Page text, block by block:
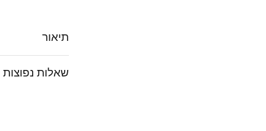
תיאור
שאלות נפוצות